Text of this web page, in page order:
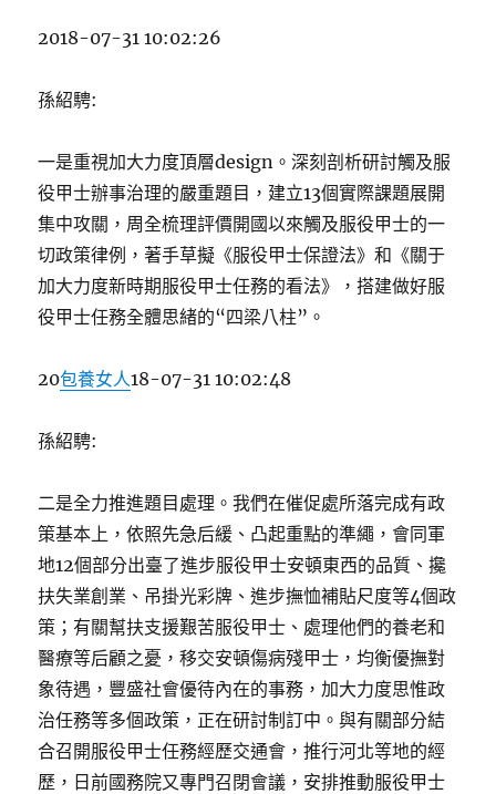
2018-07-31 10:02:26
孫紹騁:
一是重視加大力度頂層design。深刻剖析研討觸及服
役甲士辦事治理的嚴重題目，建立13個實際課題展開
集中攻關，周全梳理評價開國以來觸及服役甲士的一
切政策律例，著手草擬《服役甲士保證法》和《關于
加大力度新時期服役甲士任務的看法》，搭建做好服
役甲士任務全體思緒的“四梁八柱”。
20包養女人18-07-31 10:02:48
孫紹騁:
二是全力推進題目處理。我們在催促處所落完成有政
策基本上，依照先急后緩、凸起重點的準繩，會同軍
地12個部分出臺了進步服役甲士安頓東西的品質、攙
扶失業創業、吊掛光彩牌、進步撫恤補貼尺度等4個政
策；有關幫扶支援艱苦服役甲士、處理他們的養老和
醫療等后顧之憂，移交安頓傷病殘甲士，均衡優撫對
象待遇，豐盛社會優待內在的事務，加大力度思惟政
治任務等多個政策，正在研討制訂中。與有關部分結
合召開服役甲士任務經歷交通會，推行河北等地的經
歷，日前國務院又專門召閉會議，安排推動服役甲士